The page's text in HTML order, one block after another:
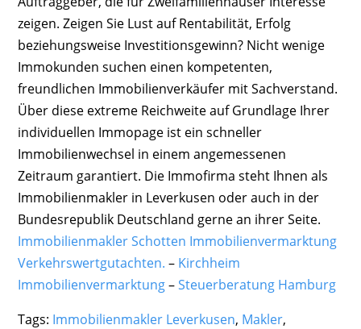
zeigen. Zeigen Sie Lust auf Rentabilität, Erfolg
beziehungsweise Investitionsgewinn? Nicht wenige
Immokunden suchen einen kompetenten,
freundlichen Immobilienverkäufer mit Sachverstand.
Über diese extreme Reichweite auf Grundlage Ihrer
individuellen Immopage ist ein schneller
Immobilienwechsel in einem angemessenen
Zeitraum garantiert. Die Immofirma steht Ihnen als
Immobilienmakler in Leverkusen oder auch in der
Bundesrepublik Deutschland gerne an ihrer Seite.
Immobilienmakler Schotten Immobilienvermarktung
Verkehrswertgutachten. – Kirchheim
Immobilienvermarktung–Steuerberatung Hamburg
Tags: Immobilienmakler Leverkusen, Makler,